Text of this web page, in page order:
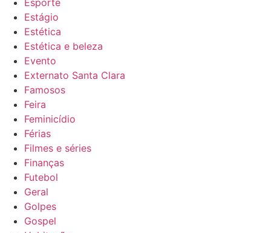
Esporte
Estágio
Estética
Estética e beleza
Evento
Externato Santa Clara
Famosos
Feira
Feminicídio
Férias
Filmes e séries
Finanças
Futebol
Geral
Golpes
Gospel